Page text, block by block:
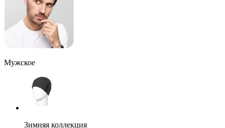
Мужское
Зимняя коллекция